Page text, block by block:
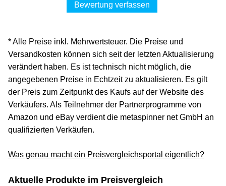
Bewertung verfassen
* Alle Preise inkl. Mehrwertsteuer. Die Preise und
Versandkosten können sich seit der letzten Aktualisierung
verändert haben. Es ist technisch nicht möglich, die
angegebenen Preise in Echtzeit zu aktualisieren. Es gilt
der Preis zum Zeitpunkt des Kaufs auf der Website des
Verkäufers. Als Teilnehmer der Partnerprogramme von
Amazon und eBay verdient die metaspinner net GmbH an
qualifizierten Verkäufen.
Was genau macht ein Preisvergleichsportal eigentlich?
Aktuelle Produkte im Preisvergleich